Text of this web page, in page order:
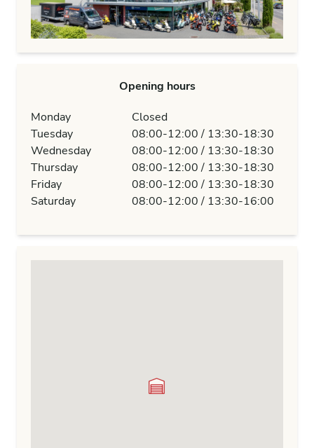
Opening hours
Monday
Closed
Tuesday
08:00-12:00 / 13:30-18:30
Wednesday
08:00-12:00 / 13:30-18:30
Thursday
08:00-12:00 / 13:30-18:30
Friday
08:00-12:00 / 13:30-18:30
Saturday
08:00-12:00 / 13:30-16:00